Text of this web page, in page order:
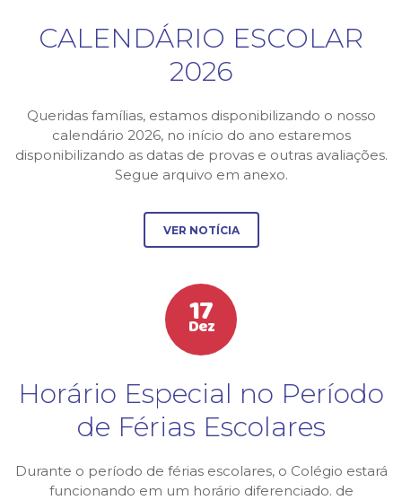
CALENDÁRIO ESCOLAR
2026
Queridas famílias, estamos disponibilizando o nosso
calendário 2026, no início do ano estaremos
disponibilizando as datas de provas e outras avaliações.
Segue arquivo em anexo.
VER NOTÍCIA
17
Dez
Horário Especial no Período
de Férias Escolares
Durante o período de férias escolares, o Colégio estará
funcionando em um horário diferenciado. de